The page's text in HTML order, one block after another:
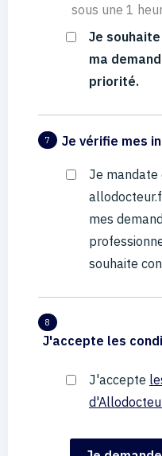
sous une 1
Je
ma
priorité.
7 Je vérifie mes
Je
mes
souhaite
8
J'accepte les
J'accepte